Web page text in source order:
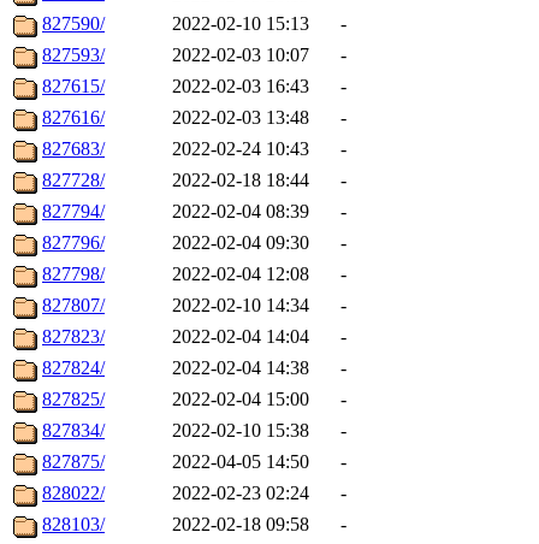
827590/
2022-02-10 15:13
-
827593/
2022-02-03 10:07
-
827615/
2022-02-03 16:43
-
827616/
2022-02-03 13:48
-
827683/
2022-02-24 10:43
-
827728/
2022-02-18 18:44
-
827794/
2022-02-04 08:39
-
827796/
2022-02-04 09:30
-
827798/
2022-02-04 12:08
-
827807/
2022-02-10 14:34
-
827823/
2022-02-04 14:04
-
827824/
2022-02-04 14:38
-
827825/
2022-02-04 15:00
-
827834/
2022-02-10 15:38
-
827875/
2022-04-05 14:50
-
828022/
2022-02-23 02:24
-
828103/
2022-02-18 09:58
-